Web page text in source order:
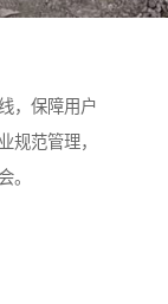
，保障用户
规范管理，
。